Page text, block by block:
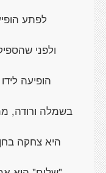
לפתע
ולפני
הופיעה
בשמלה ורודה,
היא צחקה